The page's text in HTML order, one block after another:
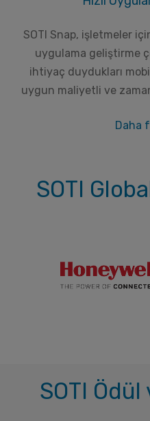
SOTI Snap, işletmeler
uygulama geliştirme
ihtiyaç duydukları
uygun maliyetli ve
Daha
SOTI
SOTI Ödül